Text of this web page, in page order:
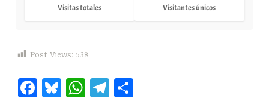
Visitas totales Visitantes únicos
Post Views: 538
Fa Bl W Te